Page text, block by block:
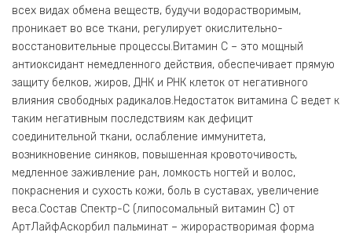
всех видах обмена веществ, будучи водорастворимым,
проникает во все ткани, регулирует окислительно-
восстановительные процессы.Витамин С – это мощный
антиоксидант немедленного действия, обеспечивает прямую
защиту белков, жиров, ДНК и РНК клеток от негативного
влияния свободных радикалов.Недостаток витамина С ведет к
таким негативным последствиям как дефицит
соединительной ткани, ослабление иммунитета,
возникновение синяков, повышенная кровоточивость,
медленное заживление ран, ломкость ногтей и волос,
покраснения и сухость кожи, боль в суставах, увеличение
веса.Состав Спектр-С (липосомальный витамин С) от
АртЛайфАскорбил пальминат – жирорастворимая форма